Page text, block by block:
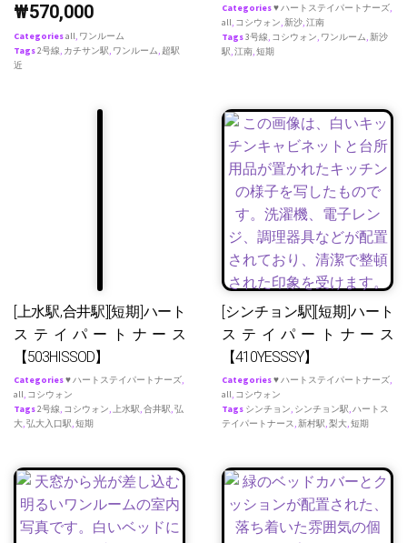
₩570,000
Categoriesall, ワンルーム
Tags2号線, カチサン駅, ワンルーム, 超駅
近
Categories♥ ハートステイパートナーズ,
all, コシウォン,新沙,江南
Tags3号線, コシウォン, ワンルーム,新沙
駅,江南,短期
[上水駅,合井駅][短期]ハート
ステイパートナース
【503HISSOD】
Categories♥ ハートステイパートナーズ,
all, コシウォン
Tags2号線, コシウォン, 上水駅,合井駅,弘
大,弘大入口駅,短期
[シンチョン駅][短期]ハート
ステイパートナース
【410YESSSY】
Categories♥ ハートステイパートナーズ,
all, コシウォン
Tags シンチョン, シンチョン駅,ハートス
テイパートナース,新村駅,梨大,短期